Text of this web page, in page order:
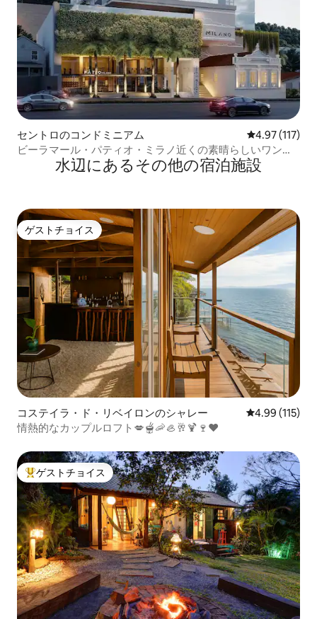
セントロのコンドミニアム レビュー117
4.97 (117)
ビーラマール・パティオ・ミラノ近くの素晴らしいワンル
水辺にあるその他の宿泊施設
ゲストチョイス
ゲストチョイス
コステイラ・ド・リベイロンのシャレー レビュー115
4.99 (115)
情熱的なカップルロフト💋🫕🦐🦪🥂🍹🍷❤️
大好評のゲストチョイスです。
ゲストチョイス